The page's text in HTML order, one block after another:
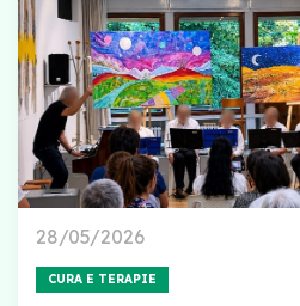
28/05/2026
CURA E TERAPIE